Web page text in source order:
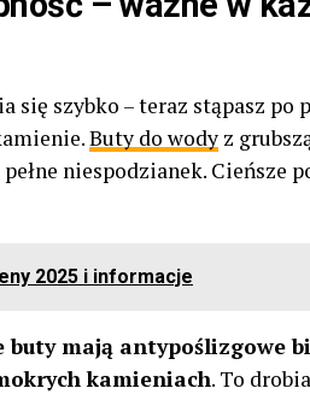
szybko – teraz stąpasz po
Buty do wody z
niespodzianek. Cieńsze
2025 i informacje
buty mają antypoślizgowe
kamieniach. To